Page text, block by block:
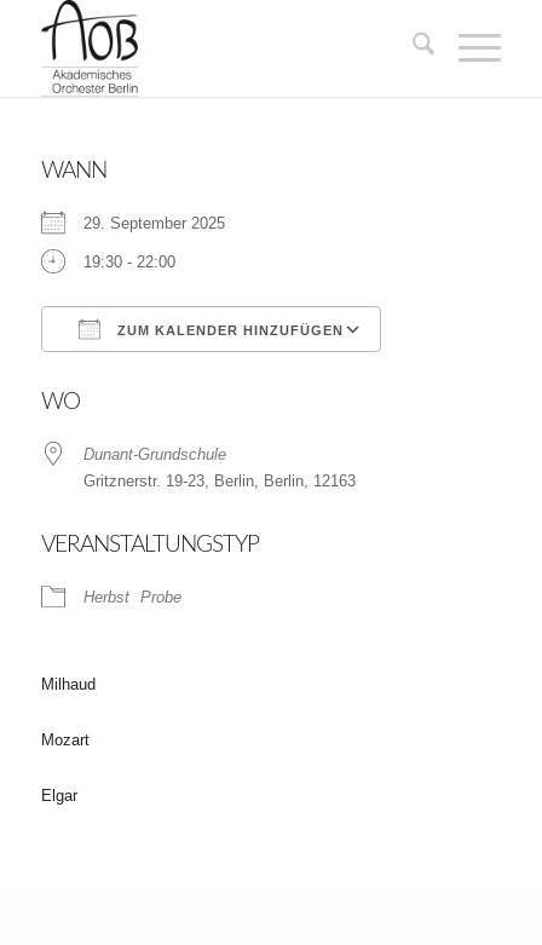
WANN
29. September 2025
19:30 - 22:00
ZUM KALENDER HINZUFÜGEN
WO
Dunant-Grundschule
Gritznerstr. 19-23, Berlin, Berlin, 12163
VERANSTALTUNGSTYP
Herbst Probe
Milhaud
Mozart
Elgar